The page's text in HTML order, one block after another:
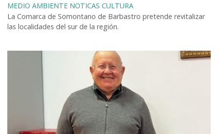
MEDIO AMBIENTE NOTICAS CULTURA
La Comarca de Somontano de Barbastro pretende revitalizar
las localidades del sur de la región.